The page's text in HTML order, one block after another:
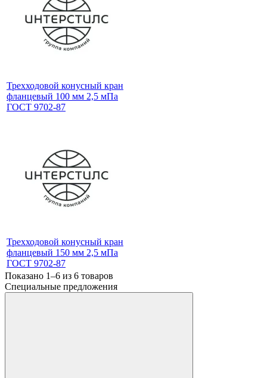
Трехходовой конусный кран
фланцевый 100 мм 2,5 мПа
ГОСТ 9702-87
Трехходовой конусный кран
фланцевый 150 мм 2,5 мПа
ГОСТ 9702-87
Показано 1–6 из 6 товаров
Специальные предложения